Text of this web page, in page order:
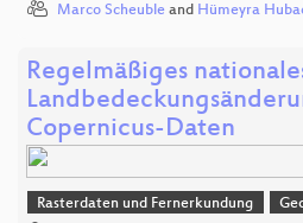
Marco Scheuble and Hümeyra
Regelmäßiges
Copernicus-Daten
Rasterdaten und Fernerkundung